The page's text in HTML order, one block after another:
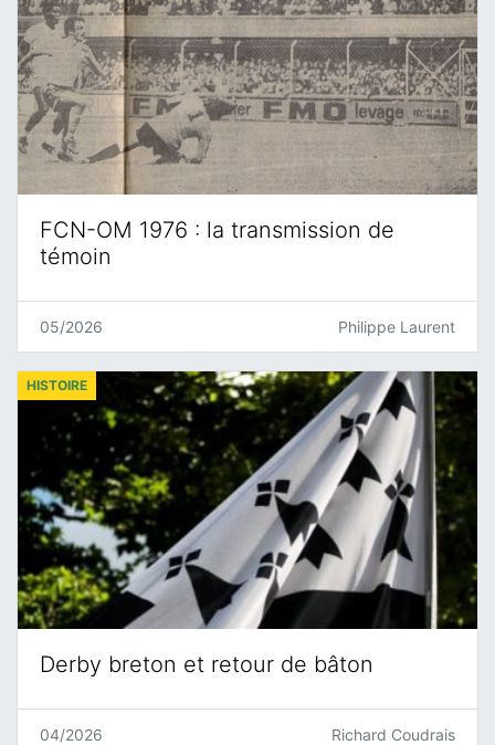
FCN-OM 1976 : la transmission de
témoin
05/2026 Philippe Laurent
Derby breton et retour de bâton
HISTOIRE
04/2026 Richard Coudrais